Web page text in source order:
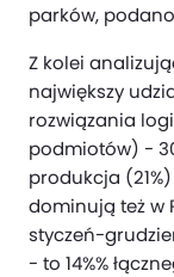
parków,
Z kolei
największy
rozwiązania
podmiotów) -
produkcja
dominują też w
styczeń-
- to 14%%